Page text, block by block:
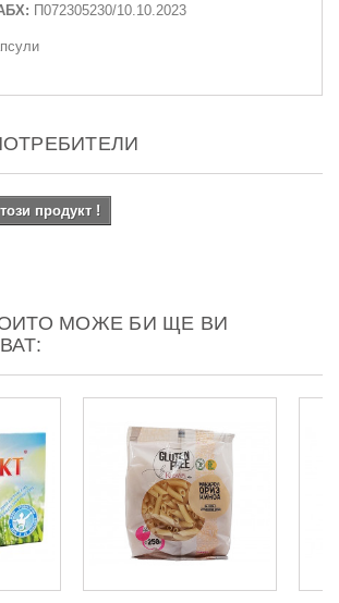
П072305230/10.10.2023
продукт !
МОЖЕ БИ ЩЕ ВИ